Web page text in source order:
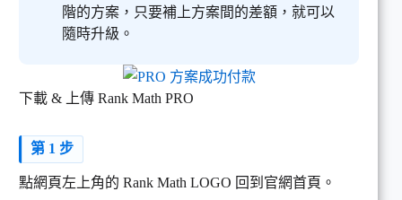
階的方案，只要補上方案間的差額，就可以
隨時升級。
下載 & 上傳 Rank Math PRO
第 1 步
點網頁左上角的 Rank Math LOGO 回到官網首頁。